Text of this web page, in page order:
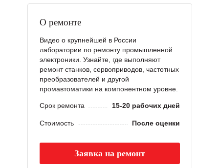
О ремонте
Видео о крупнейшей в России
лаборатории по ремонту промышленной
электроники. Узнайте, где выполняют
ремонт станков, сервоприводов, частотных
преобразователей и другой
промавтоматики на компонентном уровне.
Срок ремонта 15-20 рабочих дней
Стоимость После оценки
Заявка на ремонт